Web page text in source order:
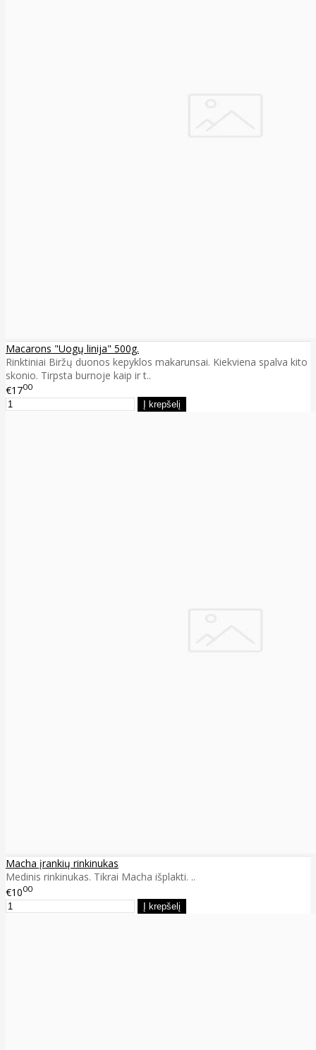
Macarons "Uogų linija" 500g.
Rinktiniai Biržų duonos kepyklos makarunsai. Kiekviena spalva kito
skonio. Tirpsta burnoje kaip ir t..
€1700
Macha įrankių rinkinukas
Medinis rinkinukas. Tikrai Macha išplakti. ..
€1000